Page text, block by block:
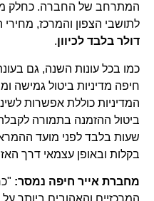
המתרחב של החברה. כחלק
לתושבי הצפון והמרכז,
דולר בלבד לכיוון.
כמו בכל עונות השנה, גם
חיפה מדיניות ביטול גמישה
המדיניות כוללת אפשרות
שעות בלבד לפני מועד
בקלות ובאופן עצמאי דרך
מחברת אייר חיפה נמסר:
המרכזיים והאהובים ביותר